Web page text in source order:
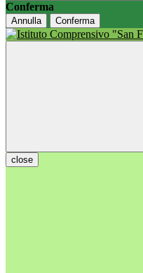
Conferma
Annulla Conferma
close